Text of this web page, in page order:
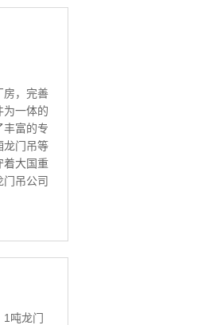
房，完善
为一体的
丰富的专
龙门吊等
着大国重
吊公司
吨龙门